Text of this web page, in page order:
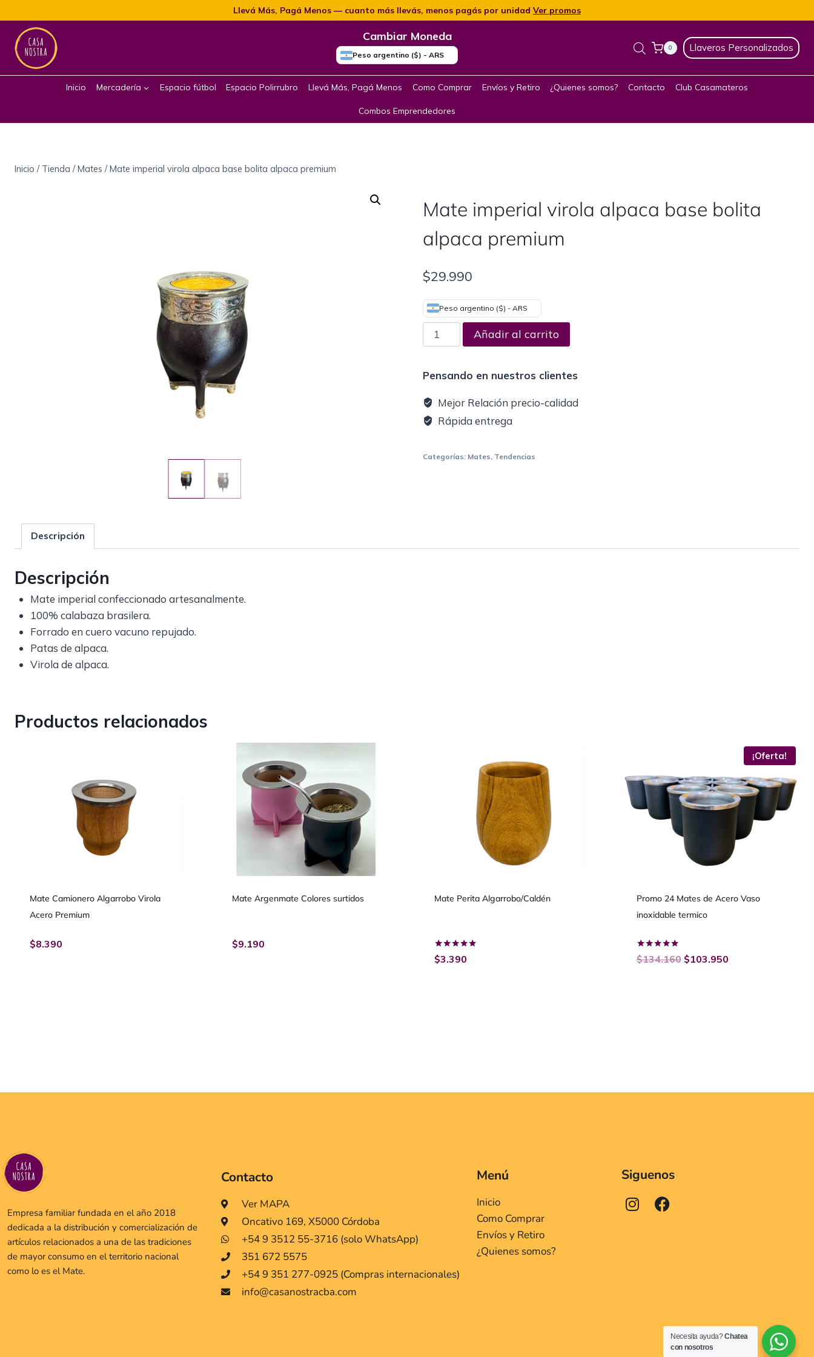
Llevá Más, Pagá Menos — cuanto más llevás, menos pagás por unidad Ver promos
Cambiar Moneda
Peso argentino ($) - ARS
0 Llaveros Personalizados
Inicio Mercadería Espacio fútbol Espacio Polirrubro Llevá Más, Pagá Menos Como Comprar Envíos y Retiro ¿Quienes somos? Contacto Club Casamateros
Combos Emprendedores
Inicio / Tienda / Mates / Mate imperial virola alpaca base bolita alpaca premium
Mate imperial virola alpaca base bolita
alpaca premium
$29.990
Peso argentino ($) - ARS
Añadir al carrito
Pensando en nuestros clientes
Mejor Relación precio-calidad
Rápida entrega
Categorías: Mates Tendencias
Descripción
Descripción
Mate imperial confeccionado artesanalmente.
100% calabaza brasilera.
Forrado en cuero vacuno repujado.
Patas de alpaca.
Virola de alpaca.
Productos relacionados
Mate Camionero Algarrobo Virola
Acero Premium
$8.390
Mate Argenmate Colores surtidos
$9.190
Mate Perita Algarrobo/Caldén
Valorado
con
$3.390
¡Oferta!
Promo 24 Mates de Acero Vaso
inoxidable termico
Valorado
con
$134.160 $103.950
Empresa familiar fundada en el año 2018
dedicada a la distribución y comercialización de
artículos relacionados a una de las tradiciones
de mayor consumo en el territorio nacional
como lo es el Mate.
Contacto
Ver MAPA
Oncativo 169, X5000 Córdoba
+54 9 3512 55-3716 (solo WhatsApp)
351 672 5575
+54 9 351 277-0925 (Compras internacionales)
info@casanostracba.com
Menú
Inicio
Como Comprar
Envíos y Retiro
¿Quienes somos?
Siguenos
Necesita ayuda?Chatea
con nosotros